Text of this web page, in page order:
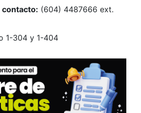
contacto: (604) 4487666 ext.
1-304 y 1-404